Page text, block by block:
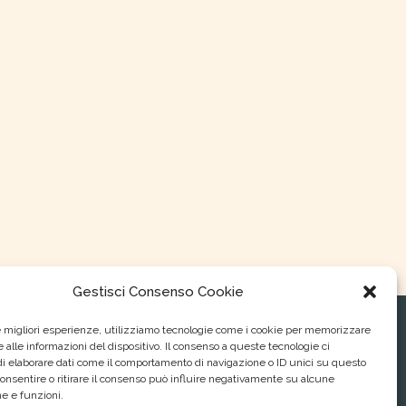
Gestisci Consenso Cookie
migliori esperienze, utilizziamo tecnologie come i cookie per memorizzare
alle informazioni del dispositivo. Il consenso a queste tecnologie ci
elaborare dati come il comportamento di navigazione o ID unici su questo
o ritirare il consenso può influire negativamente su alcune
e funzioni.
Parco Regionale del Serio
P.zza Rocca, 1 24058 Romano di Lombardia (Bg)
Tel. 0363 901 455 , 0363 903 767 - Fax. 0363 902 393
E-mail.info@parcodelserio.it